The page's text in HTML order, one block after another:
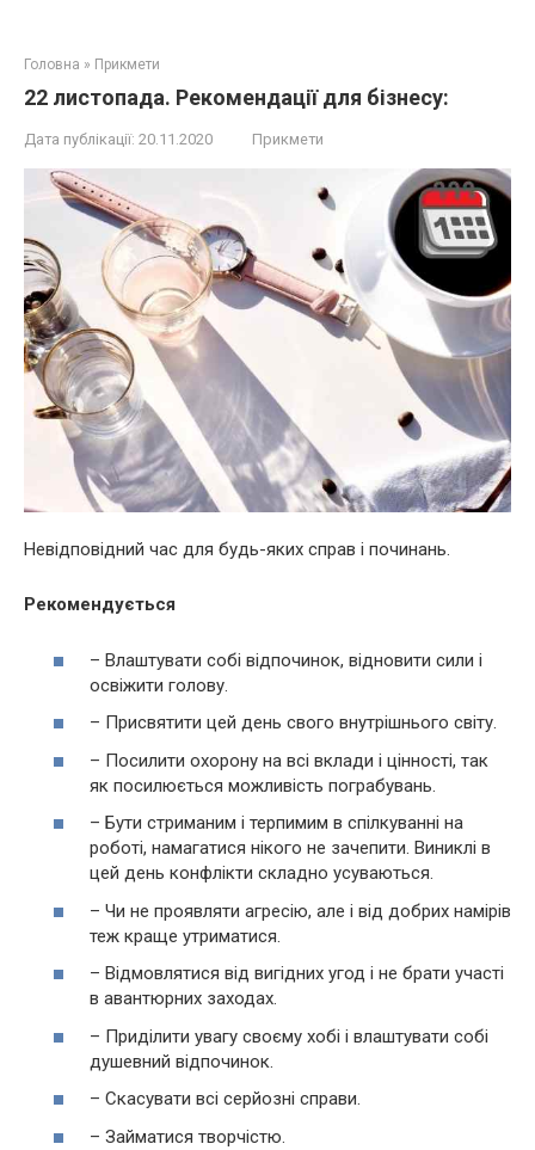
Головна » Прикмети
22 листопада. Рекомендації для бізнесу:
Дата публікації: 20.11.2020 Прикмети
Невідповідний час для будь-яких справ і починань.
Рекомендується
– Влаштувати собі відпочинок, відновити сили і
освіжити голову.
– Присвятити цей день свого внутрішнього світу.
– Посилити охорону на всі вклади і цінності, так
як посилюється можливість пограбувань.
– Бути стриманим і терпимим в спілкуванні на
роботі, намагатися нікого не зачепити. Виниклі в
цей день конфлікти складно усуваються.
– Чи не проявляти агресію, але і від добрих намірів
теж краще утриматися.
– Відмовлятися від вигідних угод і не брати участі
в авантюрних заходах.
– Приділити увагу своєму хобі і влаштувати собі
душевний відпочинок.
– Скасувати всі серйозні справи.
– Займатися творчістю.